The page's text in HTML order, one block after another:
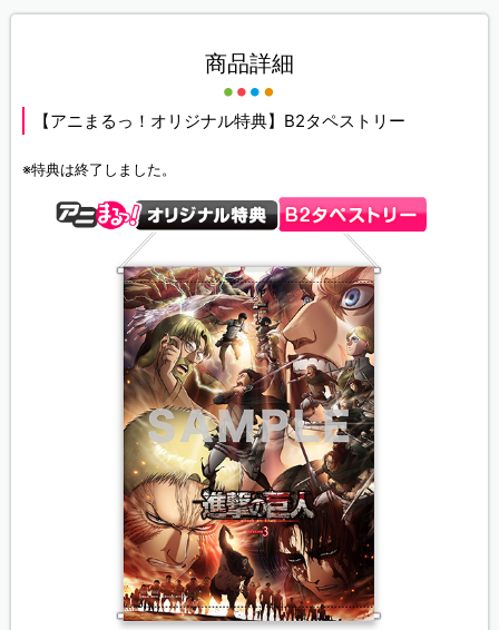
商品詳細
【アニまるっ！オリジナル特典】B2タペストリー
※特典は終了しました。